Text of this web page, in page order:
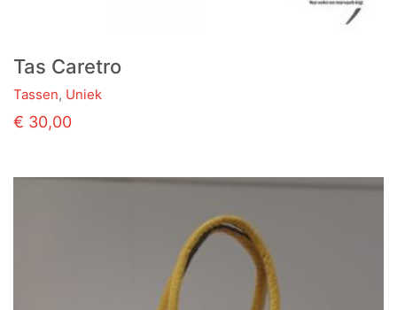
Tas Caretro
Tassen, Uniek
€ 30,00